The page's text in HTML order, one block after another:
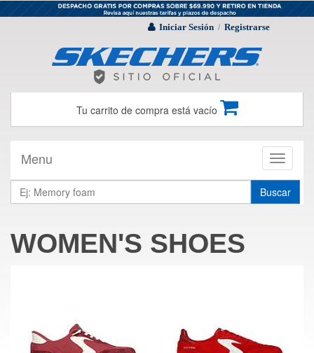
Iniciar Sesión / Registrarse
Tu carrito de compra está vacío
Toggle
Menu
Buscar
WOMEN'S SHOES